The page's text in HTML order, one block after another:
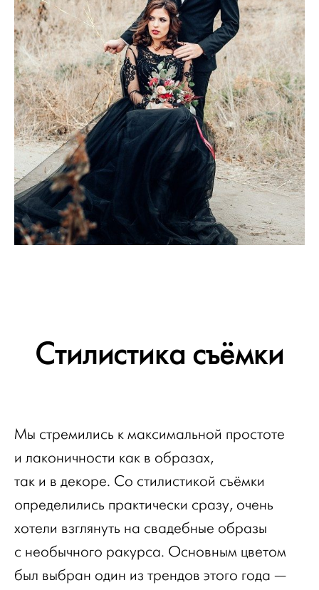
Стилистика съёмки
Мы стремились к максимальной простоте
и лаконичности как в образах,
так и в декоре. Со стилистикой съёмки
определились практически сразу, очень
хотели взглянуть на свадебные образы
с необычного ракурса. Основным цветом
был выбран один из трендов этого года —